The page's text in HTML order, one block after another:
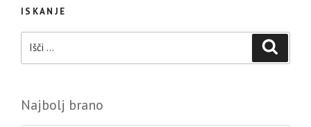
ISKANJE
Najbolj brano